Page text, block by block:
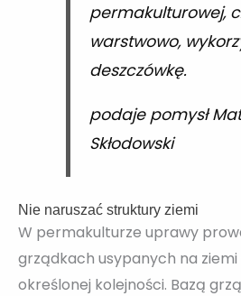
permakulturowej,
warstwowo,
deszczówkę.
podaje pomysł
Skłodowski
Nie naruszać struktury ziemi
W permakulturze uprawy
grządkach usypanych na
określonej kolejności. Bazą